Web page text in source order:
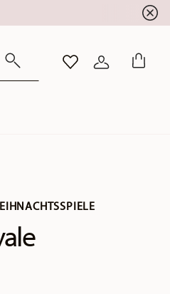
LISTA DESIDERI
ACCEDI